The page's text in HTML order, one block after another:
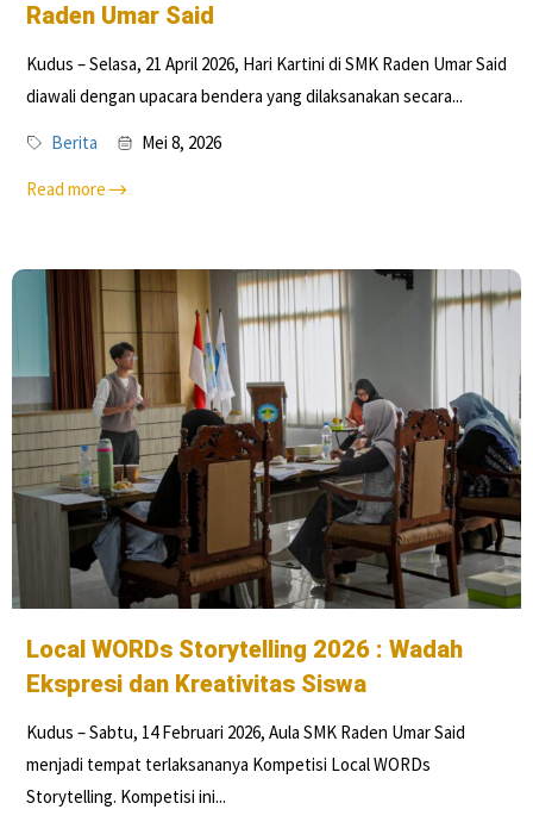
Raden Umar Said
Kudus – Selasa, 21 April 2026, Hari Kartini di SMK Raden Umar Said
diawali dengan upacara bendera yang dilaksanakan secara...
Berita Mei 8, 2026
Read more
Local WORDs Storytelling 2026 : Wadah
Ekspresi dan Kreativitas Siswa
Kudus – Sabtu, 14 Februari 2026, Aula SMK Raden Umar Said
menjadi tempat terlaksananya Kompetisi Local WORDs
Storytelling. Kompetisi ini...